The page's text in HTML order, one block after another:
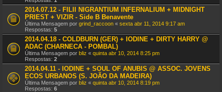
2014.07.12 - FILII NIGRANTIUM INFERNALIUM + MIDNIGHT
PRIEST + VIZIR - Side B Benavente
Última Mensagem por grind_raccoon « sexta abr 11, 2014 9:17 am
Respostas: 5
2014.04.18 - COLDBURN (GER) + IODINE + DIRTY HARRY @
ADAC (CHARNECA - POMBAL)
Última Mensagem por bliz « quinta abr 10, 2014 8:25 pm
Respostas: 2
2014.04.11 - IODINE + SOUL OF ANUBIS @ ASSOC. JOVENS
ECOS URBANOS (S. JOÃO DA MADEIRA)
Última Mensagem por bliz « quinta abr 10, 2014 8:19 pm
Respostas: 6